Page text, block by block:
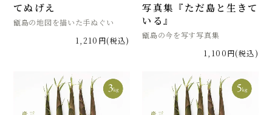
てぬげえ
甑島の地図を描いた手ぬぐい
1,210円(税込)
写真集『ただ島と生きて
いる』
甑島の今を写す写真集
1,100円(税込)